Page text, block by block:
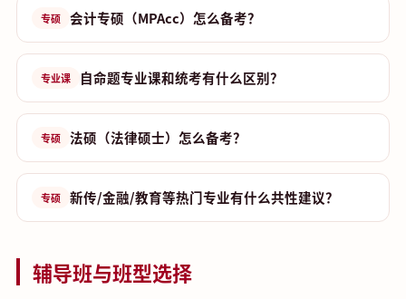
专硕 会计专硕（MPAcc）怎么备考？
专业课 自命题专业课和统考有什么区别？
专硕 法硕（法律硕士）怎么备考？
专硕 新传/金融/教育等热门专业有什么共性建议？
辅导班与班型选择